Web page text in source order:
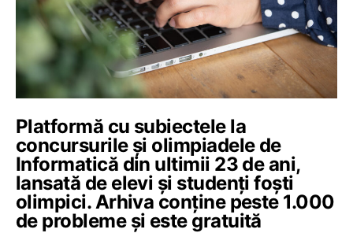
Platformă cu subiectele la
concursurile și olimpiadele de
Informatică din ultimii 23 de ani,
lansată de elevi și studenți foști
olimpici. Arhiva conține peste 1.000
de probleme și este gratuită